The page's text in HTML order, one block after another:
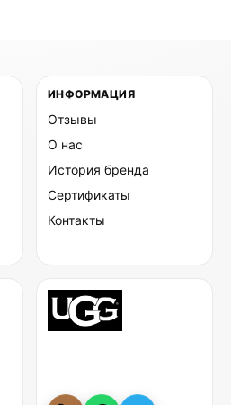
ИНФОРМАЦИЯ
Отзывы
О нас
История бренда
Сертификаты
Контакты